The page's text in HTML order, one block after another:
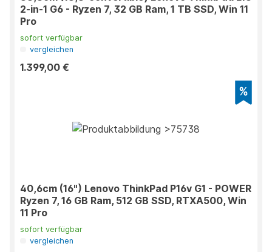
2-in-1 G6 - Ryzen 7, 32 GB Ram, 1 TB SSD, Win 11
Pro
sofort verfügbar
vergleichen
1.399,00 €
40,6cm (16") Lenovo ThinkPad P16v G1 - POWER
Ryzen 7, 16 GB Ram, 512 GB SSD, RTXA500, Win
11 Pro
sofort verfügbar
vergleichen